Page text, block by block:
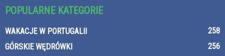
POPULARNE KATEGORIE
WAKACJE W PORTUGALII
258
GÓRSKIE WĘDRÓWKI
256